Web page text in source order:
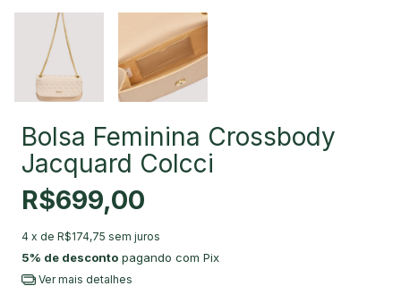
Bolsa Feminina Crossbody
Jacquard Colcci
R$699,00
4 x de R$174,75 sem juros
5% de desconto pagando com Pix
Ver mais detalhes